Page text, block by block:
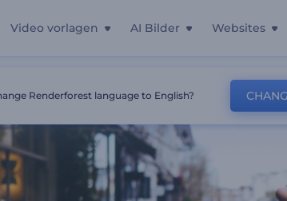
Video vorlagen AI Bilder Websites
Renderforest language to English?